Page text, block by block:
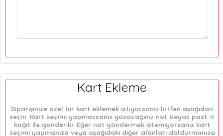
Kart Ekleme
Siparişinize özel bir kart eklemek istiyorsanız lütfen aşağıdan
seçin. Kart seçimi yapmazsanız yazacağınız not beyaz post-it
kağıt ile gönderilir. Eğer not göndermek istemiyorsanız kart
seçimi yapmanıza veya aşağıdaki diğer alanları doldurmanıza